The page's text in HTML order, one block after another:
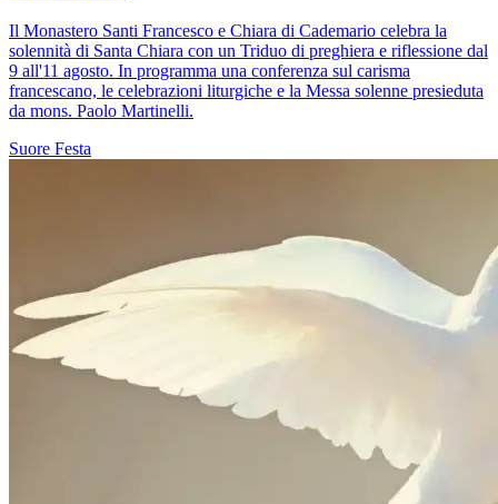
Il Monastero Santi Francesco e Chiara di Cademario celebra la
solennità di Santa Chiara con un Triduo di preghiera e riflessione dal
9 all'11 agosto. In programma una conferenza sul carisma
francescano, le celebrazioni liturgiche e la Messa solenne presieduta
da mons. Paolo Martinelli.
Suore Festa